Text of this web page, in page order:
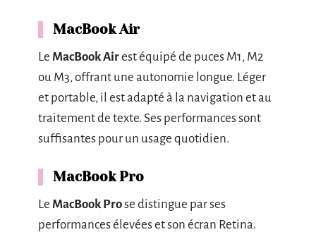
MacBook Air
Le MacBook Airest équipé de puces M1, M2
ou M3, offrant une autonomie longue. Léger
et portable, il est adapté à la navigation et au
traitement de texte. Ses performances sont
suffisantes pour un usage quotidien.
MacBook Pro
Le MacBook Prose distingue par ses
performances élevées et son écran Retina.